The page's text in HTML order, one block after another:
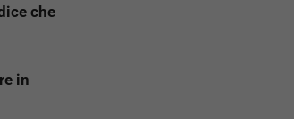
che
in